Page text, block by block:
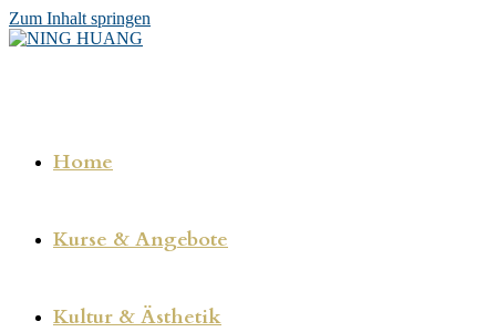
Zum Inhalt springen
Home
Kurse & Angebote
Kultur & Ästhetik